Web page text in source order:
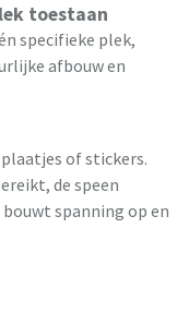
toestaan
specifieke plek,
afbouw en
of stickers.
de speen
spanning op en